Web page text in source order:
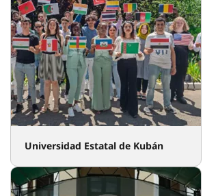
Universidad Estatal de Kubán